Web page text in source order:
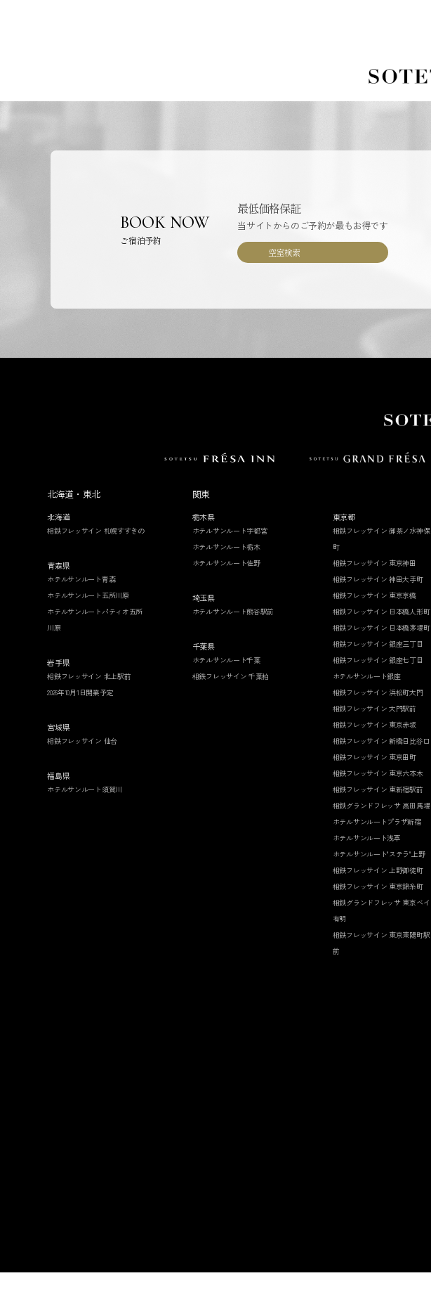
BOOK NOW
ご宿泊予約
最低価格保証
当サイトからのご予約が最もお得です
空室検索
北海道・東北
北海道
相鉄フレッサイン 札幌すすきの
青森県
ホテルサンルート青森
ホテルサンルート五所川原
ホテルサンルートパティオ五所
川原
岩手県
相鉄フレッサイン 北上駅前
2026年10月1日開業予定
宮城県
相鉄フレッサイン 仙台
福島県
ホテルサンルート須賀川
関東
栃木県
ホテルサンルート宇都宮
ホテルサンルート栃木
ホテルサンルート佐野
埼玉県
ホテルサンルート熊谷駅前
千葉県
ホテルサンルート千葉
相鉄フレッサイン 千葉柏
東京都
相鉄フレッサイン 御茶ノ水神保
町
相鉄フレッサイン 東京神田
相鉄フレッサイン 神田大手町
相鉄フレッサイン 東京京橋
相鉄フレッサイン 日本橋人形町
相鉄フレッサイン 日本橋茅場町
相鉄フレッサイン 銀座三丁目
相鉄フレッサイン 銀座七丁目
ホテルサンルート銀座
相鉄フレッサイン 浜松町大門
相鉄フレッサイン 大門駅前
相鉄フレッサイン 東京赤坂
相鉄フレッサイン 新橋日比谷口
相鉄フレッサイン 東京田町
相鉄フレッサイン 東京六本木
相鉄フレッサイン 東新宿駅前
相鉄グランドフレッサ 高田馬場
ホテルサンルートプラザ新宿
ホテルサンルート浅草
ホテルサンルート"ステラ"上野
相鉄フレッサイン 上野御徒町
相鉄フレッサイン 東京錦糸町
相鉄グランドフレッサ 東京ベイ
有明
相鉄フレッサイン 東京東陽町駅
前